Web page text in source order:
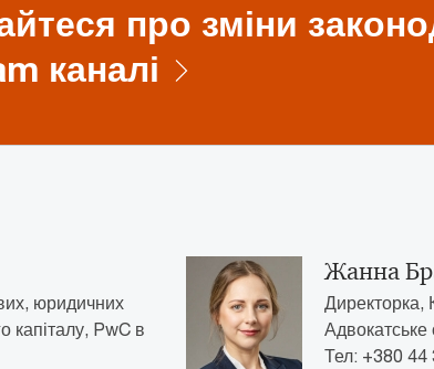
про зміни
каналі
юридичних
капіталу, PwC в
Жанна
Директорка,
Адвокатське
Тел: +380 44